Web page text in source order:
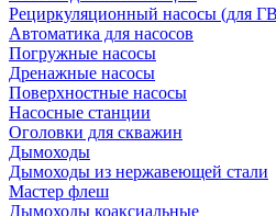
Рециркуляционный насосы (для
Автоматика для насосов
Погружные насосы
Дренажные насосы
Поверхностные насосы
Насосные станции
Оголовки для скважин
Дымоходы
Дымоходы из нержавеющей стали
Мастер флеш
Дымоходы коаксиальные